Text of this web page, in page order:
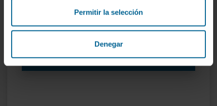
Permitir la selección
Denegar
caso sin necesidad de venir a la Clínica.